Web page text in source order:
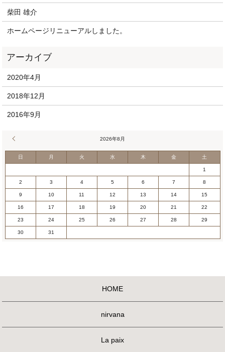
柴田 雄介
ホームページリニューアルしました。
2020年4月
2018年12月
2016年9月
2026年8月
日 月 火 水 木 金 土
1
2 3 4 5 6 7 8
9 10 11 12 13 14 15
16 17 18 19 20 21 22
23 24 25 26 27 28 29
30 31
HOME
nirvana
La paix